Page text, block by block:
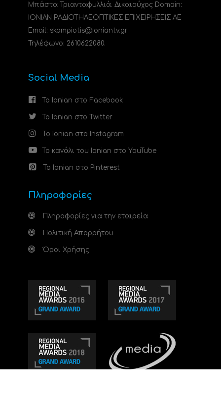
Μπάστα Τριανταφυλλιά. Δικαιούχος Domain:
ΙΟΝΙΑΝ ΡΑΔΙΟΤΗΛΕΟΠΤΙΚΕΣ ΕΠΙΧΕΙΡΗΣΕΙΣ ΑΕ
Email: skampiotis@ioniantv.gr
Τηλέφωνο: 2610622080.
Social Media
Το Ionian στο Facebook
Το Ionian στο Twitter
Το Ionian στο Instagram
Το κανάλι του Ionian στο YouTube
Το Ionian στο Pinterest
Πληροφορίες
Πληροφορίες για την εταιρεία
Πολιτική Απορρήτου
Όροι Χρήσης